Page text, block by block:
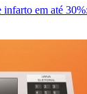
infarto em até